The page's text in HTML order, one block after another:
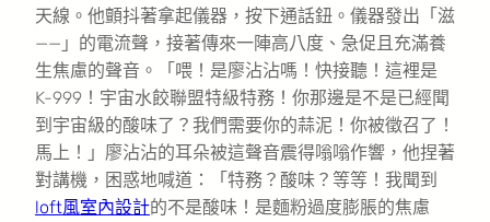
天線。他顫抖著拿起儀器，按下通話鈕。儀器發出「滋
——」的電流聲，接著傳來一陣高八度、急促且充滿養
生焦慮的聲音。「喂！是廖沾沾嗎！快接聽！這裡是
K-999！宇宙水餃聯盟特級特務！你那邊是不是已經聞
到宇宙級的酸味了？我們需要你的蒜泥！你被徵召了！
馬上！」廖沾沾的耳朵被這聲音震得嗡嗡作響，他捏著
對講機，困惑地喊道：「特務？酸味？等等！我聞到
loft風室內設計的不是酸味！是麵粉過度膨脹的焦慮